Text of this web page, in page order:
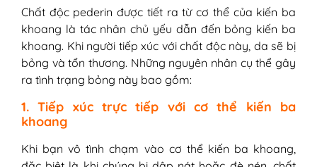
Chất độc pederin được tiết ra từ cơ thể của kiến ba
khoang là tác nhân chủ yếu dẫn đến bỏng kiến ba
khoang. Khi người tiếp xúc với chất độc này, da sẽ bị
bỏng và tổn thương. Những nguyên nhân cụ thể gây
ra tình trạng bỏng này bao gồm:
1. Tiếp xúc trực tiếp với cơ thể kiến ba
khoang
Khi bạn vô tình chạm vào cơ thể kiến ba khoang,